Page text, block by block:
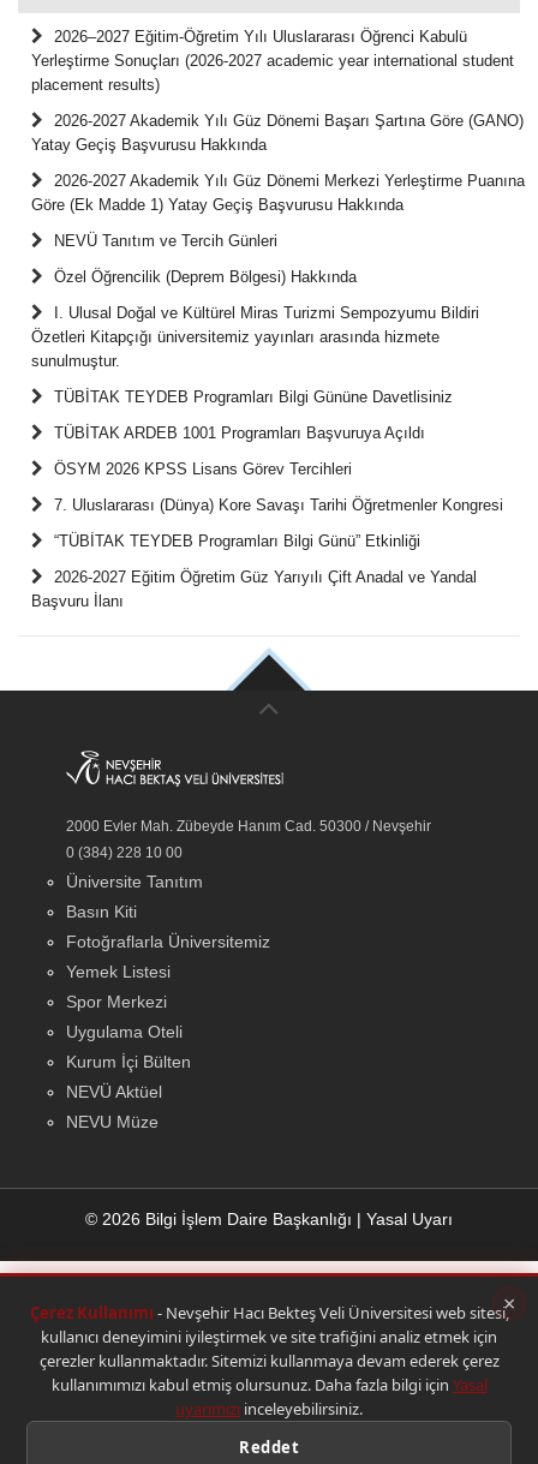
×
Çerez Kullanımı - Nevşehir Hacı Bekteş Veli Üniversitesi web sitesi,
kullanıcı deneyimini iyileştirmek ve site trafiğini analiz etmek için
çerezler kullanmaktadır. Sitemizi kullanmaya devam ederek çerez
kullanımımızı kabul etmiş olursunuz. Daha fazla bilgi için Yasal
uyarımızı inceleyebilirsiniz.
Reddet
2026–2027 Eğitim-Öğretim Yılı Uluslararası Öğrenci Kabulü
Yerleştirme Sonuçları (2026-2027 academic year international student
placement results)
2026-2027 Akademik Yılı Güz Dönemi Başarı Şartına Göre (GANO)
Yatay Geçiş Başvurusu Hakkında
2026-2027 Akademik Yılı Güz Dönemi Merkezi Yerleştirme Puanına
Göre (Ek Madde 1) Yatay Geçiş Başvurusu Hakkında
NEVÜ Tanıtım ve Tercih Günleri
Özel Öğrencilik (Deprem Bölgesi) Hakkında
I. Ulusal Doğal ve Kültürel Miras Turizmi Sempozyumu Bildiri
Özetleri Kitapçığı üniversitemiz yayınları arasında hizmete
sunulmuştur.
TÜBİTAK TEYDEB Programları Bilgi Gününe Davetlisiniz
TÜBİTAK ARDEB 1001 Programları Başvuruya Açıldı
ÖSYM 2026 KPSS Lisans Görev Tercihleri
7. Uluslararası (Dünya) Kore Savaşı Tarihi Öğretmenler Kongresi
“TÜBİTAK TEYDEB Programları Bilgi Günü” Etkinliği
2026-2027 Eğitim Öğretim Güz Yarıyılı Çift Anadal ve Yandal
Başvuru İlanı
2000 Evler Mah. Zübeyde Hanım Cad. 50300 / Nevşehir
0 (384) 228 10 00
Üniversite Tanıtım
Basın Kiti
Fotoğraflarla Üniversitemiz
Yemek Listesi
Spor Merkezi
Uygulama Oteli
Kurum İçi Bülten
NEVÜ Aktüel
NEVU Müze
© 2026 Bilgi İşlem Daire Başkanlığı | Yasal Uyarı